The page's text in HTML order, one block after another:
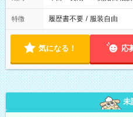
特徴 履歴書不要 / 服装自由
気になる！ 応
未